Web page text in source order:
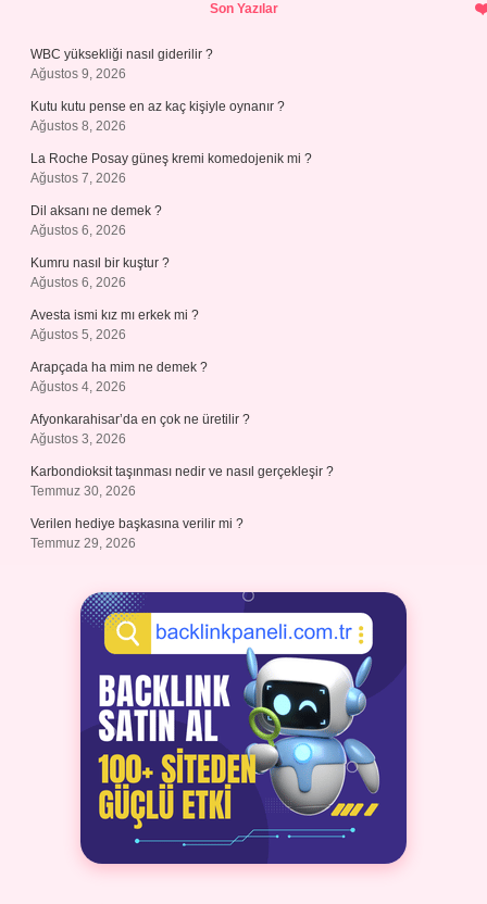
Son Yazılar
WBC yüksekliği nasıl giderilir ?
Ağustos 9, 2026
Kutu kutu pense en az kaç kişiyle oynanır ?
Ağustos 8, 2026
La Roche Posay güneş kremi komedojenik mi ?
Ağustos 7, 2026
Dil aksanı ne demek ?
Ağustos 6, 2026
Kumru nasıl bir kuştur ?
Ağustos 6, 2026
Avesta ismi kız mı erkek mi ?
Ağustos 5, 2026
Arapçada ha mim ne demek ?
Ağustos 4, 2026
Afyonkarahisar’da en çok ne üretilir ?
Ağustos 3, 2026
Karbondioksit taşınması nedir ve nasıl gerçekleşir ?
Temmuz 30, 2026
Verilen hediye başkasına verilir mi ?
Temmuz 29, 2026